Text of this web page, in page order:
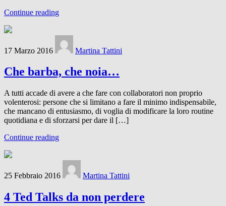
Continue reading
17 Marzo 2016 Martina Tattini
Che barba, che noia…
A tutti accade di avere a che fare con collaboratori non proprio
volenterosi: persone che si limitano a fare il minimo indispensabile,
che mancano di entusiasmo, di voglia di modificare la loro routine
quotidiana e di sforzarsi per dare il […]
Continue reading
25 Febbraio 2016 Martina Tattini
4 Ted Talks da non perdere